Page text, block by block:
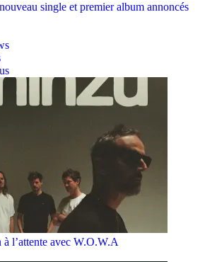
single et premier album annoncés
l’attente avec W.O.W.A